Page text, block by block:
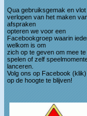
Qua gebruiksgemak en vlot
verlopen van het maken
afspraken
opteren we voor een
Facebookgroep waarin
welkom is om
zich op te geven om mee te
spelen of zelf
lanceren.
Volg ons op Facebook (klik)
op de hoogte te blijven!